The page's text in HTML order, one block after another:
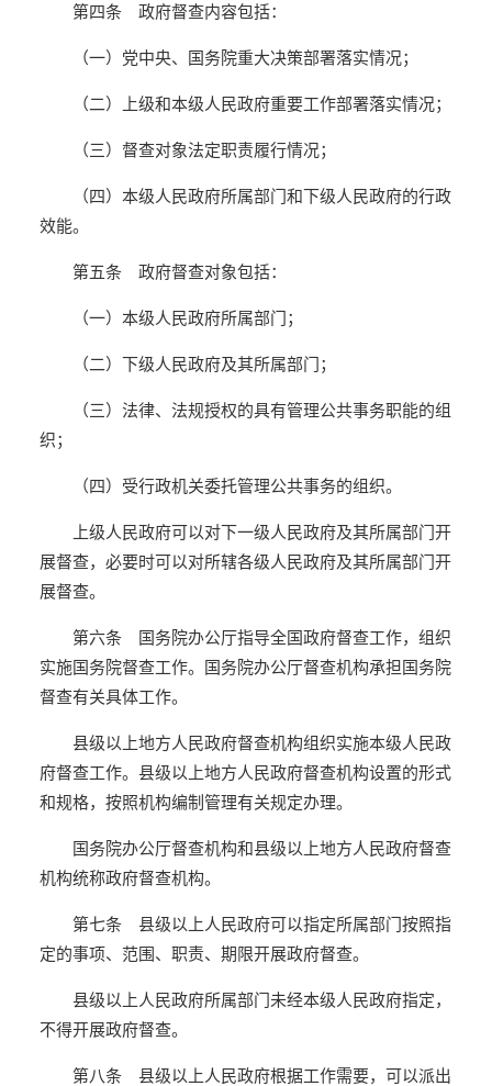
第四条 政府督查内容包括：
（一）党中央、国务院重大决策部署落实情况；
（二）上级和本级人民政府重要工作部署落实情况；
（三）督查对象法定职责履行情况；
（四）本级人民政府所属部门和下级人民政府的行政
效能。
第五条 政府督查对象包括：
（一）本级人民政府所属部门；
（二）下级人民政府及其所属部门；
（三）法律、法规授权的具有管理公共事务职能的组
织；
（四）受行政机关委托管理公共事务的组织。
上级人民政府可以对下一级人民政府及其所属部门开
展督查，必要时可以对所辖各级人民政府及其所属部门开
展督查。
第六条 国务院办公厅指导全国政府督查工作，组织
实施国务院督查工作。国务院办公厅督查机构承担国务院
督查有关具体工作。
县级以上地方人民政府督查机构组织实施本级人民政
府督查工作。县级以上地方人民政府督查机构设置的形式
和规格，按照机构编制管理有关规定办理。
国务院办公厅督查机构和县级以上地方人民政府督查
机构统称政府督查机构。
第七条 县级以上人民政府可以指定所属部门按照指
定的事项、范围、职责、期限开展政府督查。
县级以上人民政府所属部门未经本级人民政府指定，
不得开展政府督查。
第八条 县级以上人民政府根据工作需要，可以派出